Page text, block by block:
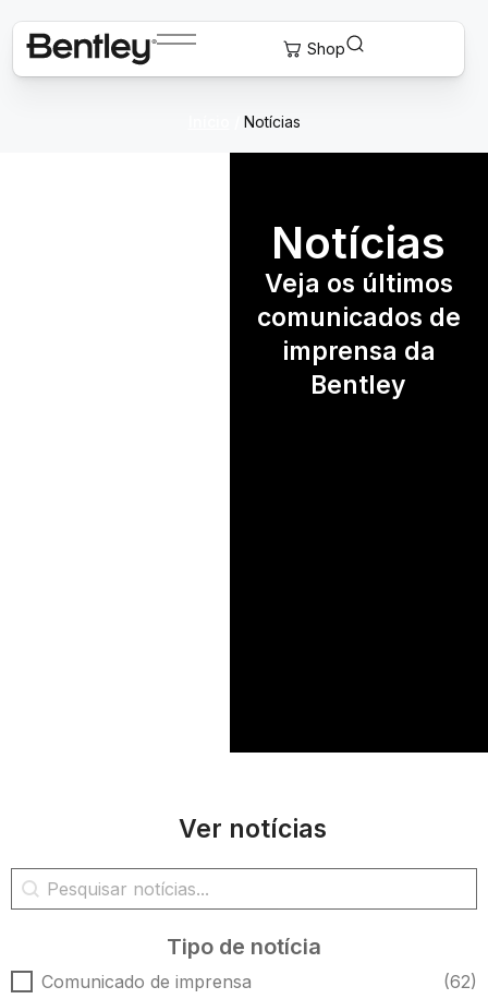
Notícias
Notícias
Veja os últimos
comunicados de
imprensa da
Bentley
Ver notícias
Pesquisa de notícias
Pesquisar conteúdo
Tipo de notícia
Tipo de notícia
Comunicado de imprensa
(62)